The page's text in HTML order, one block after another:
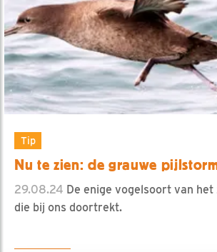
Tip
Nu te zien: de grauwe
29.08.24 De enige vogelsoort van
die bij ons doortrekt.